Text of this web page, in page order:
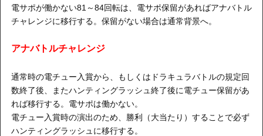
電サポが働かない81～84回転は、電サポ保留があればアナバトル
チャレンジに移行する。保留がない場合は通常背景へ。
アナバトルチャレンジ
通常時の電チュー入賞から、もしくはドラキュラバトルの規定回
数終了後、またハンティングラッシュ終了後に電チュー保留があ
れば移行する。電サポは働かない。
電チュー入賞時の演出のため、勝利（大当たり）することで必ず
ハンティングラッシュに移行する。